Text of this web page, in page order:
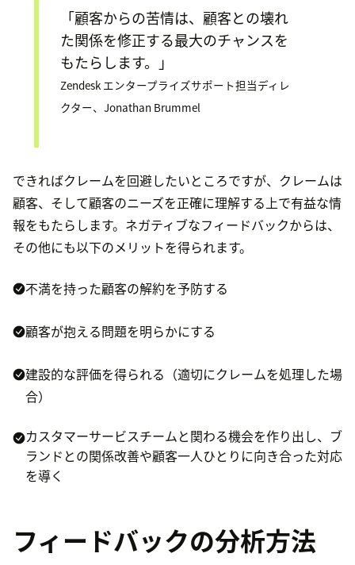
「顧客からの苦情は、顧客との壊れ
た関係を修正する最大のチャンスを
もたらします。」
Zendesk エンタープライズサポート担当ディレ
クター、Jonathan Brummel
できればクレームを回避したいところですが、クレームは
顧客、そして顧客のニーズを正確に理解する上で有益な情
報をもたらします。ネガティブなフィードバックからは、
その他にも以下のメリットを得られます。
不満を持った顧客の解約を予防する
顧客が抱える問題を明らかにする
建設的な評価を得られる（適切にクレームを処理した場
合）
カスタマーサービスチームと関わる機会を作り出し、ブ
ランドとの関係改善や顧客一人ひとりに向き合った対応
を導く
フィードバックの分析方法